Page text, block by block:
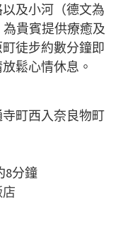
及小河（德文為
為貴賓提供療癒及
徒步約數分鐘即
鬆心情休息。
町西入奈良物町
8分鐘